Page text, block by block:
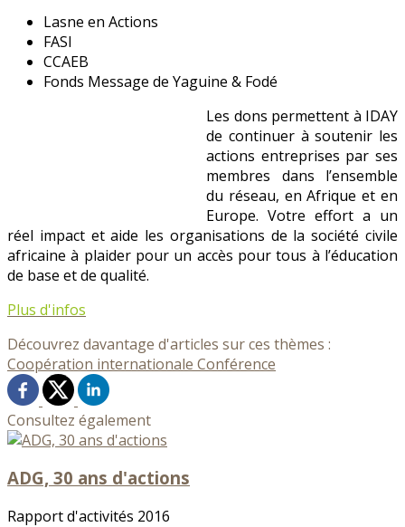
Lasne en Actions
FASI
CCAEB
Fonds Message de Yaguine & Fodé
Les dons permettent à IDAY
de continuer à soutenir les
actions entreprises par ses
membres dans l’ensemble
du réseau, en Afrique et en
Europe. Votre effort a un
réel impact et aide les organisations de la société civile
africaine à plaider pour un accès pour tous à l’éducation
de base et de qualité.
Plus d'infos
Découvrez davantage d'articles sur ces thèmes :
Coopération internationale Conférence
Consultez également
ADG, 30 ans d'actions
Rapport d'activités 2016